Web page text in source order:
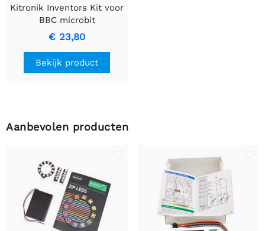
Kitronik Inventors Kit voor
BBC microbit
€ 23,80
Bekijk product
Aanbevolen producten